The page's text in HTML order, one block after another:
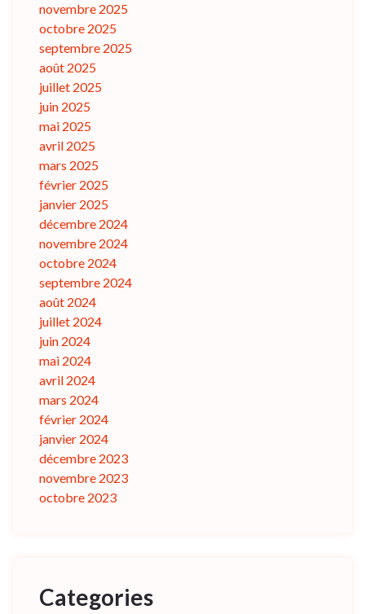
novembre 2025
octobre 2025
septembre 2025
août 2025
juillet 2025
juin 2025
mai 2025
avril 2025
mars 2025
février 2025
janvier 2025
décembre 2024
novembre 2024
octobre 2024
septembre 2024
août 2024
juillet 2024
juin 2024
mai 2024
avril 2024
mars 2024
février 2024
janvier 2024
décembre 2023
novembre 2023
octobre 2023
Categories